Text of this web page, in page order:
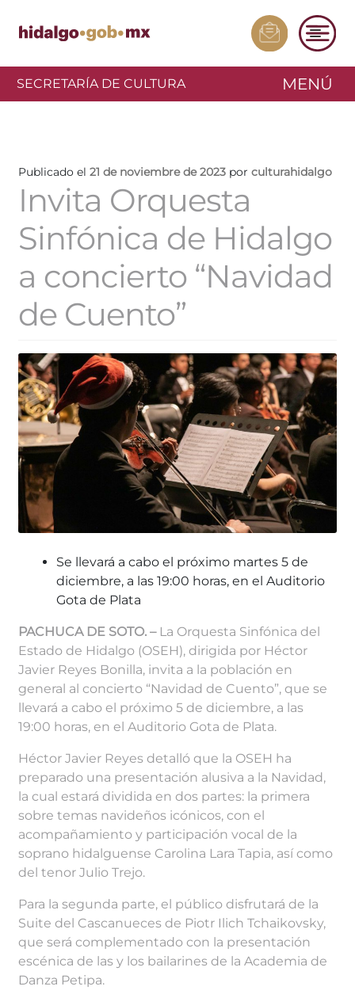
SECRETARÍA DE CULTURA MENÚ
Publicado el 21 de noviembre de 2023 por culturahidalgo
Invita Orquesta
Sinfónica de Hidalgo
a concierto “Navidad
de Cuento”
Se llevará a cabo el próximo martes 5 de
diciembre, a las 19:00 horas, en el Auditorio
Gota de Plata
PACHUCA DE SOTO. –La Orquesta Sinfónica del
Estado de Hidalgo (OSEH), dirigida por Héctor
Javier Reyes Bonilla, invita a la población en
general al concierto “Navidad de Cuento”, que se
llevará a cabo el próximo 5 de diciembre, a las
19:00 horas, en el Auditorio Gota de Plata.
Héctor Javier Reyes detalló que la OSEH ha
preparado una presentación alusiva a la Navidad,
la cual estará dividida en dos partes: la primera
sobre temas navideños icónicos, con el
acompañamiento y participación vocal de la
soprano hidalguense Carolina Lara Tapia, así como
del tenor Julio Trejo.
Para la segunda parte, el público disfrutará de la
Suite del Cascanueces de Piotr Ilich Tchaikovsky,
que será complementado con la presentación
escénica de las y los bailarines de la Academia de
Danza Petipa.